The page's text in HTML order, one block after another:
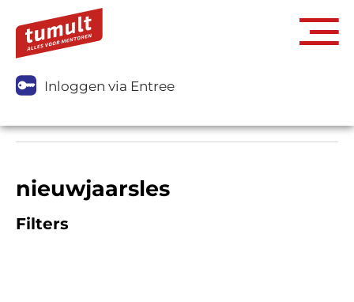
Inloggen via Entree
nieuwjaarsles
Filters